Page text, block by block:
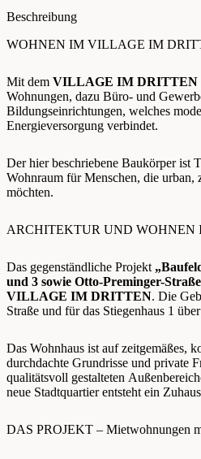
Beschreibung
WOHNEN IM VILLAGE IM
Mit dem VILLAGE IM DRITTEN
Wohnungen, dazu Büro- und
Bildungseinrichtungen, welches
Energieversorgung verbindet.
Der hier beschriebene Baukörper ist
Wohnraum für Menschen, die urban,
möchten.
ARCHITEKTUR UND WOHNEN
Das gegenständliche Projekt
und 3 sowie Otto-Preminger-
VILLAGE IM DRITTEN. Die
Straße und für das Stiegenhaus 1
Das Wohnhaus ist auf zeitgemäßes,
durchdachte Grundrisse und private
qualitätsvoll gestalteten
neue Stadtquartier entsteht ein
DAS PROJEKT – Mietwohnungen